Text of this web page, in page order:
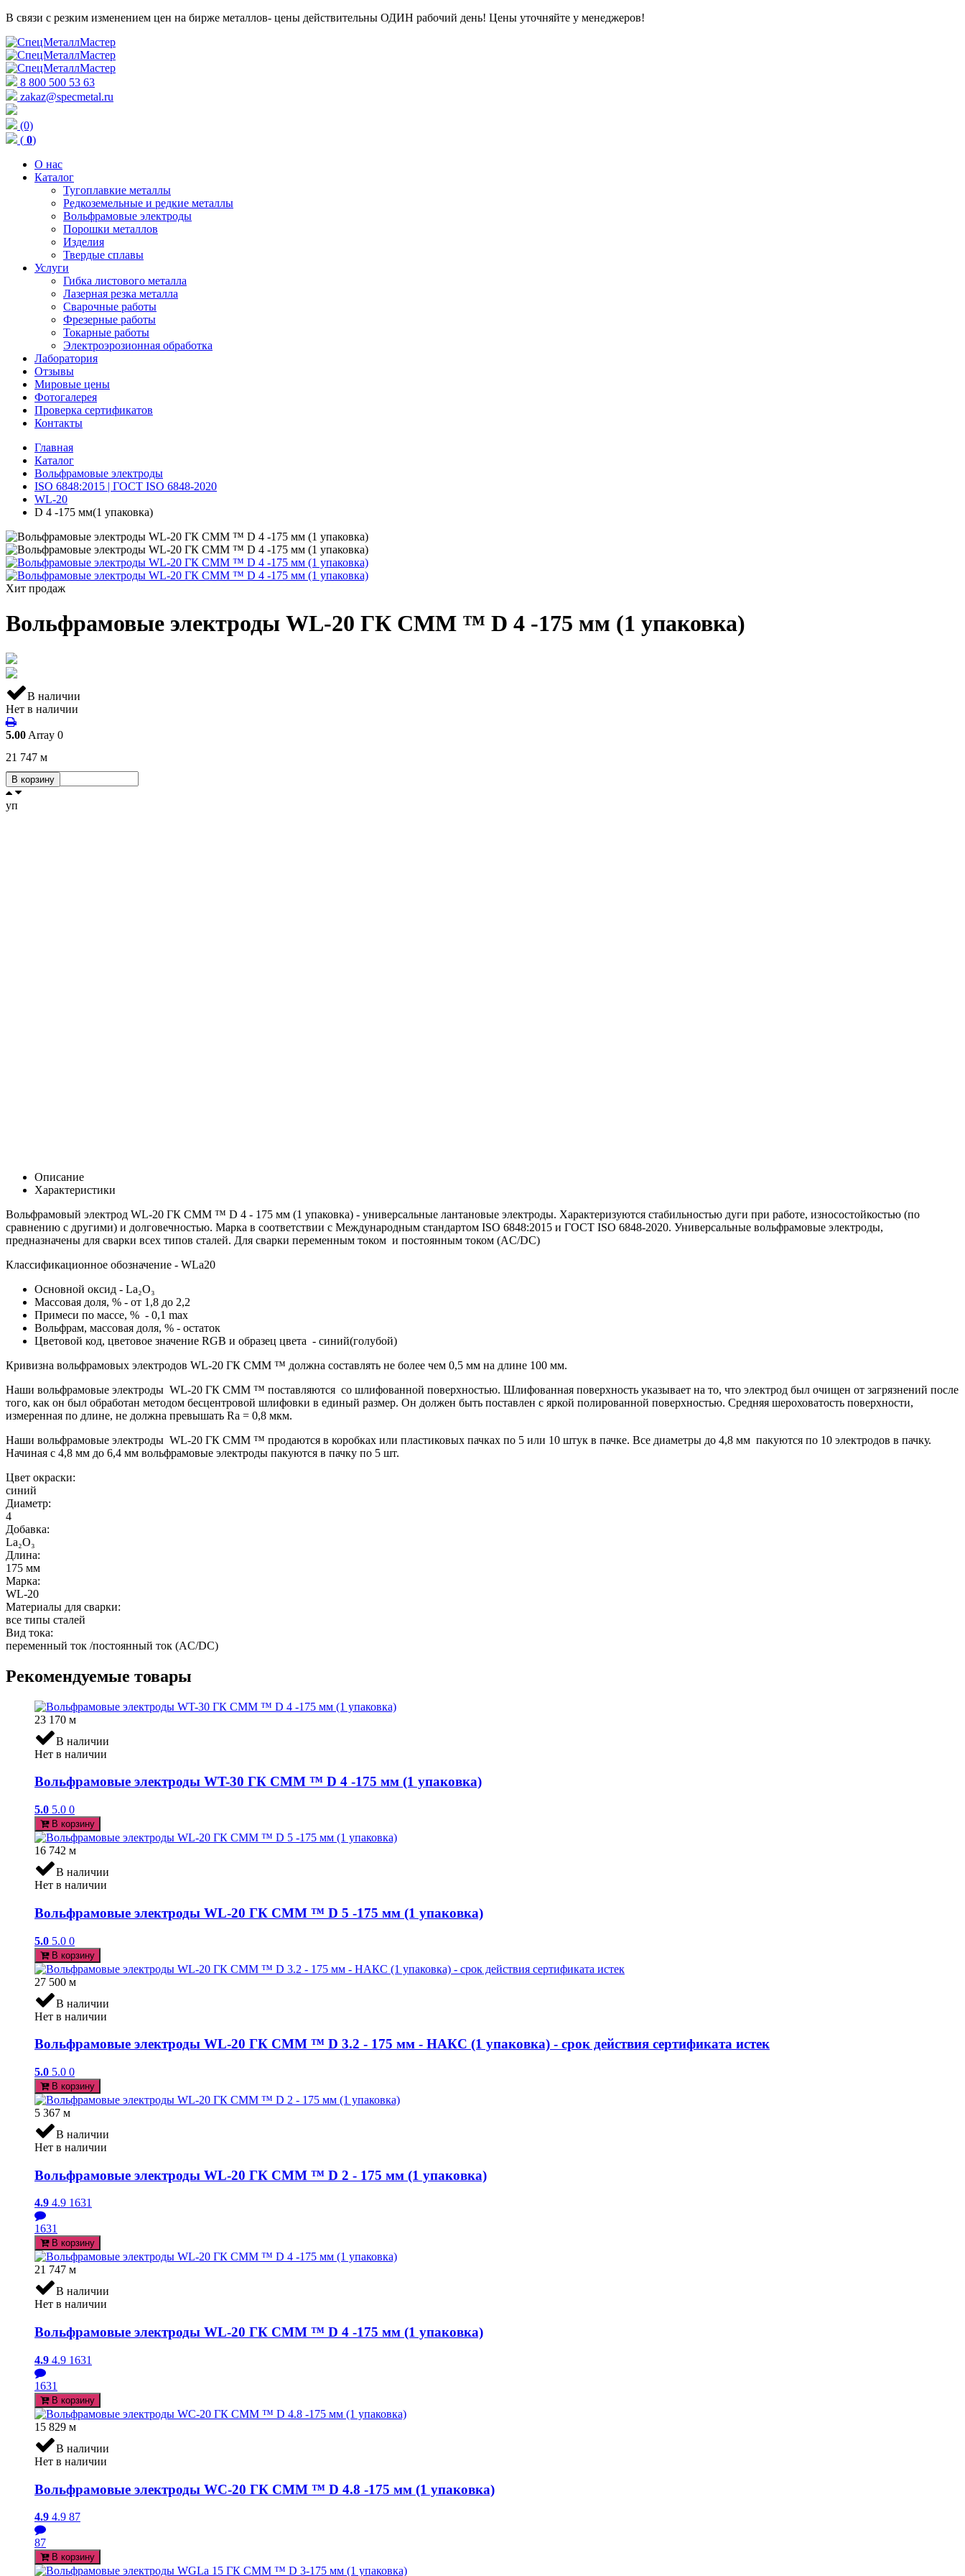
В связи с резким изменением цен на бирже металлов- цены действительны ОДИН рабочий день! Цены уточняйте у менеджеров!
8 800 500 53 63
zakaz@specmetal.ru
(0)
( 0)
О нас
Каталог
Тугоплавкие металлы
Редкоземельные и редкие металлы
Вольфрамовые электроды
Порошки металлов
Изделия
Твердые сплавы
Услуги
Гибка листового металла
Лазерная резка металла
Сварочные работы
Фрезерные работы
Токарные работы
Электроэрозионная обработка
Лаборатория
Отзывы
Мировые цены
Фотогалерея
Проверка сертификатов
Контакты
Главная
Каталог
Вольфрамовые электроды
ISO 6848:2015 | ГОСТ ISO 6848-2020
WL-20
D 4 -175 мм(1 упаковка)
Хит продаж
Вольфрамовые электроды WL-20 ГК СММ ™ D 4 -175 мм (1 упаковка)
В наличии
Нет в наличии
5.00 Array 0
21 747 м
уп
В корзину
Описание
Характеристики
Вольфрамовый электрод WL-20 ГК СММ ™ D 4 - 175 мм (1 упаковка) - универсальные лантановые электроды. Характеризуются стабильностью дуги при работе, износостойкостью (по
сравнению с другими) и долговечностью. Марка в соответствии с Международным стандартом ISO 6848:2015 и ГОСТ ISO 6848-2020. Универсальные вольфрамовые электроды,
предназначены для сварки всех типов сталей. Для сварки переменным током и постоянным током (AC/DC)
Классификационное обозначение - WLa20
Основной оксид - La₂O₃
Массовая доля, % - от 1,8 до 2,2
Примеси по массе, % - 0,1 max
Вольфрам, массовая доля, % - остаток
Цветовой код, цветовое значение RGB и образец цвета - синий(голубой)
Кривизна вольфрамовых электродов WL-20 ГК СММ ™ должна составлять не более чем 0,5 мм на длине 100 мм.
Наши вольфрамовые электроды WL-20 ГК СММ ™ поставляются со шлифованной поверхностью. Шлифованная поверхность указывает на то, что электрод был очищен от загрязнений после
того, как он был обработан методом бесцентровой шлифовки в единый размер. Он должен быть поставлен с яркой полированной поверхностью. Средняя шероховатость поверхности,
измеренная по длине, не должна превышать Ra = 0,8 мкм.
Наши вольфрамовые электроды WL-20 ГК СММ ™ продаются в коробках или пластиковых пачках по 5 или 10 штук в пачке. Все диаметры до 4,8 мм пакуются по 10 электродов в пачку.
Начиная с 4,8 мм до 6,4 мм вольфрамовые электроды пакуются в пачку по 5 шт.
Цвет окраски:
синий
Диаметр:
4
Добавка:
La₂O₃
Длина:
175 мм
Марка:
WL-20
Материалы для сварки:
все типы сталей
Вид тока:
переменный ток /постоянный ток (AC/DC)
Рекомендуемые товары
23 170 м
В наличии
Нет в наличии
Вольфрамовые электроды WT-30 ГК СММ ™ D 4 -175 мм (1 упаковка)
5.0 5.0 0
В корзину
16 742 м
В наличии
Нет в наличии
Вольфрамовые электроды WL-20 ГК СММ ™ D 5 -175 мм (1 упаковка)
5.0 5.0 0
В корзину
27 500 м
В наличии
Нет в наличии
Вольфрамовые электроды WL-20 ГК СММ ™ D 3.2 - 175 мм - НАКС (1 упаковка) - срок действия сертификата истек
5.0 5.0 0
В корзину
5 367 м
В наличии
Нет в наличии
Вольфрамовые электроды WL-20 ГК СММ ™ D 2 - 175 мм (1 упаковка)
4.9 4.9 1631
1631
В корзину
21 747 м
В наличии
Нет в наличии
Вольфрамовые электроды WL-20 ГК СММ ™ D 4 -175 мм (1 упаковка)
4.9 4.9 1631
1631
В корзину
15 829 м
В наличии
Нет в наличии
Вольфрамовые электроды WC-20 ГК СММ ™ D 4.8 -175 мм (1 упаковка)
4.9 4.9 87
87
В корзину